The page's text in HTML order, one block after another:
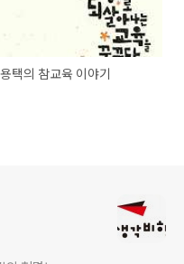
택의 참교육 이야기